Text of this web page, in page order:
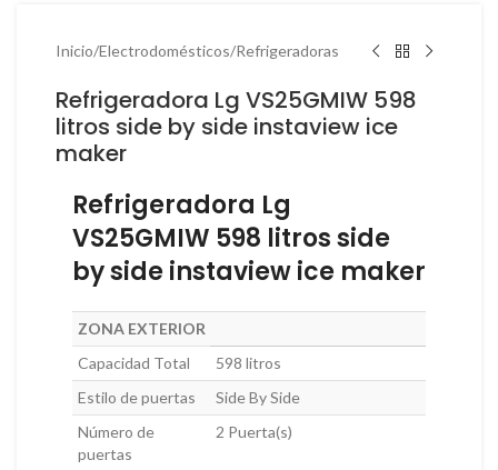
Inicio/Electrodomésticos/Refrigeradoras
Refrigeradora Lg VS25GMIW 598
litros side by side instaview ice
maker
Refrigeradora Lg
VS25GMIW 598 litros side
by side instaview ice maker
ZONA EXTERIOR
Capacidad Total
598 litros
Estilo de puertas
Side By Side
Número de
puertas
2 Puerta(s)